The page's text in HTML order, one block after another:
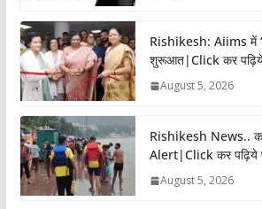
Rishikesh: Aiims में ‘
शुरूआत|Click कर पढ़िये
August 5, 2026
Rishikesh News..
Alert|Click कर पढ़िये
August 5, 2026